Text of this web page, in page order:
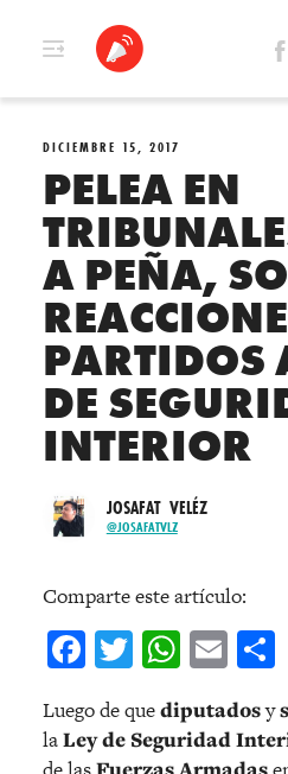
DICIEMBRE 15, 2017
PELEA EN
A PEÑA,
PARTIDOS
DE
INTERIOR
JOSAFAT VELÉZ
@JOSAFATVLZ
Comparte este artículo:
Facebook
Twitter
Luego de quediputadosy
laLey de Seguridad